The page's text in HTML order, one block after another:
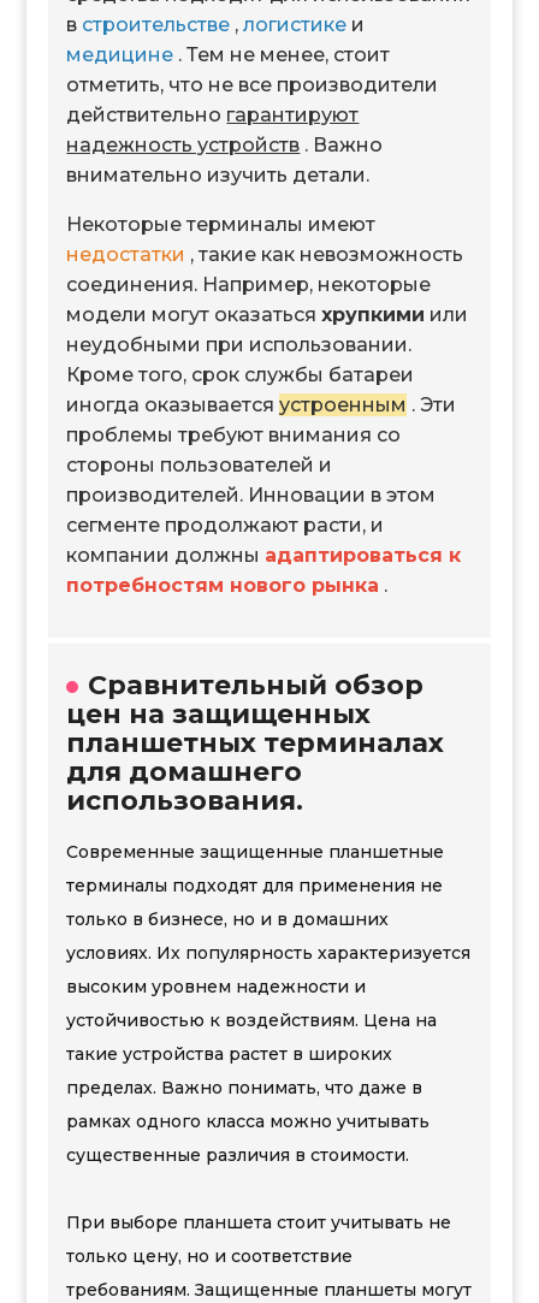
в строительстве ,логистике и
медицине . Тем не менее, стоит
отметить, что не все производители
действительно гарантируют
надежность устройств . Важно
внимательно изучить детали.
Некоторые терминалы имеют
недостатки , такие как невозможность
соединения. Например, некоторые
модели могут оказатьсяхрупкими или
неудобными при использовании.
Кроме того, срок службы батареи
иногда оказываетсяустроенным . Эти
проблемы требуют внимания со
стороны пользователей и
производителей. Инновации в этом
сегменте продолжают расти, и
компании должны адаптироваться к
потребностям нового рынка .
Сравнительный обзор
цен на защищенных
планшетных терминалах
для домашнего
использования.
Современные защищенные планшетные
терминалы подходят для применения не
только в бизнесе, но и в домашних
условиях. Их популярность характеризуется
высоким уровнем надежности и
устойчивостью к воздействиям. Цена на
такие устройства растет в широких
пределах. Важно понимать, что даже в
рамках одного класса можно учитывать
существенные различия в стоимости.
При выборе планшета стоит учитывать не
только цену, но и соответствие
требованиям. Защищенные планшеты могут